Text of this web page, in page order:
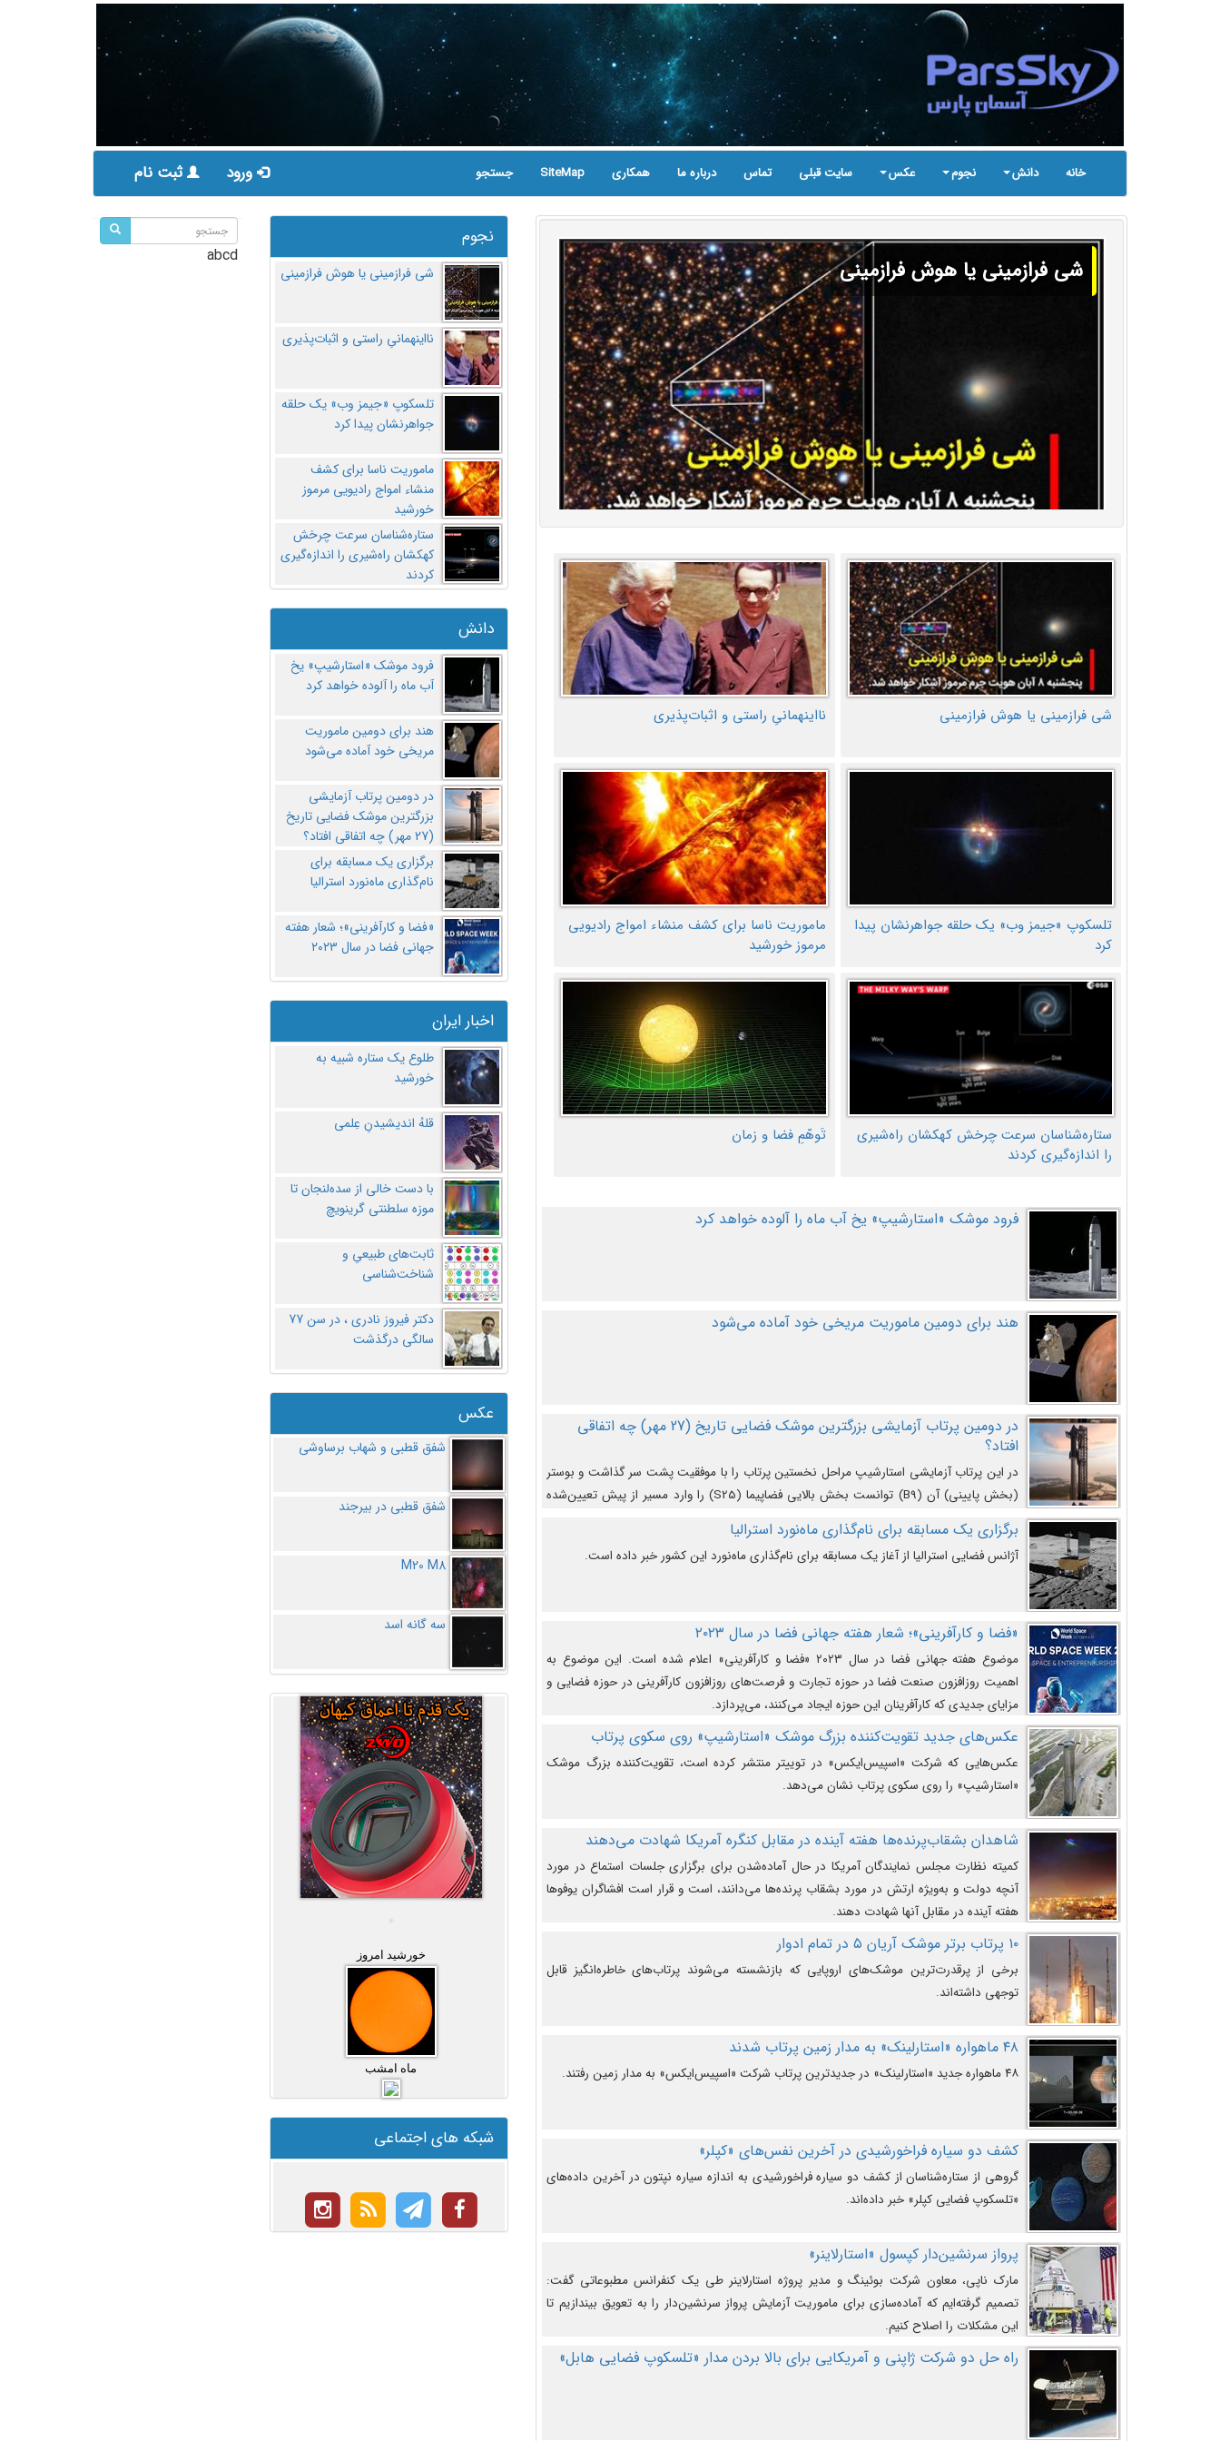
خانه دانش نجوم عکس سایت قبلی تماس درباره ما همکاری SiteMap جستجو ورود ثبت نام
شی فرازمینی یا هوش فرازمینی
شی فرازمینی یا هوش فرازمینی نااینهمانیِ راستی و اثبات‌پذیری
تلسکوپ «جیمز وب» یک حلقه جواهرنشان پیدا
کرد
ماموریت ناسا برای کشف منشاء امواج رادیویی
مرموز خورشید
ستاره‌شناسان سرعت چرخش کهکشان راه‌شیری
را اندازه‌گیری کردند
تَوهّمِ فضا و زمان
فرود موشک «استارشیپ» یخ آب ماه را آلوده خواهد کرد
هند برای دومین ماموریت مریخی خود آماده می‌شود
در دومین پرتاب آزمایشی بزرگترین موشک فضایی تاریخ (27 مهر‌) چه اتفاقی
افتاد؟
در این پرتاب آزمایشی استارشیپ مراحل نخستین پرتاب را با موفقیت پشت سر گذاشت و بوستر
(بخش پایینی) آن (B9) توانست بخش بالایی فضاپیما (S25) را وارد مسیر از پیش تعیین‌شده
کند و سپس با یک مکانیزم جدید با موفقیت از آن جدا شود. ‌
برگزاری یک مسابقه برای نام‌گذاری ماه‌نورد استرالیا
آژانس فضایی استرالیا از آغاز یک مسابقه برای نام‌گذاری ماه‌نورد این کشور خبر داده است.
«فضا و کارآفرینی»؛ شعار هفته جهانی فضا در سال ۲۰۲۳
موضوع هفته جهانی فضا در سال ۲۰۲۳ «فضا و کارآفرینی» اعلام شده است. این موضوع به
اهمیت روزافزون صنعت فضا در حوزه تجارت و فرصت‌های روزافزون کارآفرینی در حوزه فضایی و
مزایای جدیدی که کارآفرینان این حوزه ایجاد می‌کنند، می‌پردازد.
عکس‌های جدید تقویت‌کننده بزرگ موشک «استارشیپ» روی سکوی پرتاب
عکس‌هایی که شرکت «اسپیس‌ایکس» در توییتر منتشر کرده است، تقویت‌کننده بزرگ موشک
«استارشیپ» را روی سکوی پرتاب نشان می‌دهد.
شاهدان بشقاب‌پرنده‌ها هفته آینده در مقابل کنگره آمریکا شهادت می‌دهند
کمیته نظارت مجلس نمایندگان آمریکا در حال آماده‌شدن برای برگزاری جلسات استماع در مورد
آنچه دولت و به‌ویژه ارتش در مورد بشقاب پرنده‌ها می‌دانند، است و قرار است افشاگران یوفوها
هفته آینده در مقابل آنها شهادت دهند.
۱۰ پرتاب برتر موشک آریان ۵ در تمام ادوار
برخی از پرقدرت‌ترین موشک‌های اروپایی که بازنشسته می‌شوند پرتاب‌های خاطره‌انگیز قابل
توجهی داشته‌اند.
۴۸ ماهواره «استارلینک» به مدار زمین پرتاب شدند
۴۸ ماهواره جدید «استارلینک» در جدیدترین پرتاب شرکت «اسپیس‌ایکس» به مدار زمین رفتند.
کشف دو سیاره فراخورشیدی در آخرین نفس‌های «کپلر»
گروهی از ستاره‌شناسان از کشف دو سیاره فراخورشیدی به اندازه سیاره نپتون در آخرین داده‌های
«تلسکوپ فضایی کپلر» خبر داده‌اند.
پرواز سرنشین‌دار کپسول «استارلاینر»
مارک ناپی، معاون شرکت بوئینگ و مدیر پروژه استارلاینر طی یک کنفرانس مطبوعاتی گفت:
تصمیم گرفته‌ایم که آماده‌سازی برای ماموریت آزمایش پرواز سرنشین‌دار را به تعویق بیندازیم تا
این مشکلات را اصلاح کنیم.
راه حل دو شرکت ژاپنی و آمریکایی برای بالا بردن مدار «تلسکوپ فضایی هابل»
نجوم
شی فرازمینی یا هوش فرازمینی
نااینهمانیِ راستی و اثبات‌پذیری
تلسکوپ «جیمز وب» یک حلقه
جواهرنشان پیدا کرد
ماموریت ناسا برای کشف
منشاء امواج رادیویی مرموز
خورشید
ستاره‌شناسان سرعت چرخش
کهکشان راه‌شیری را اندازه‌گیری
کردند
دانش
فرود موشک «استارشیپ» یخ
آب ماه را آلوده خواهد کرد
هند برای دومین ماموریت
مریخی خود آماده می‌شود
در دومین پرتاب آزمایشی
بزرگترین موشک فضایی تاریخ
(27 مهر‌) چه اتفاقی افتاد؟
برگزاری یک مسابقه برای
نام‌گذاری ماه‌نورد استرالیا
«فضا و کارآفرینی»؛ شعار هفته
جهانی فضا در سال ۲۰۲۳
اخبار ایران
طلوع یک ستاره شبیه به
خورشید
قلهُ اندیشیدنِ عِلمی
با دست خالی از سده‌لنجان تا
موزه سلطنتی گرینویچ
ثابت‌های طبیعیِ و
شناخت‌شناسی
دکتر فیروز نادری ، در سن 77
سالگی درگذشت
عکس
شفق قطبی و شهاب برساوشی
شفق قطبی در بیرجند
M20 M8
سه گانه اسد
خورشید امروز
ماه امشب
شبکه های اجتماعی
abcd